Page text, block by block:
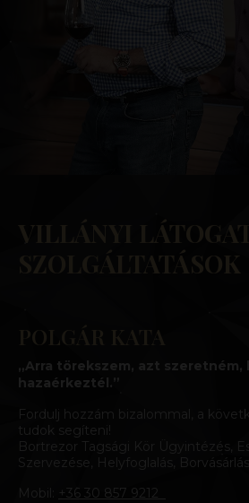
„Arra törekszem, azt szeretném,
hazaérkeztél.”
Fordulj hozzám bizalommal, a
tudok segíteni!
Bortrezor Tagsági Kör Ügyintézés,
Szervezése, Helyfoglalás, Borvásárlás
+36 30 857 9212